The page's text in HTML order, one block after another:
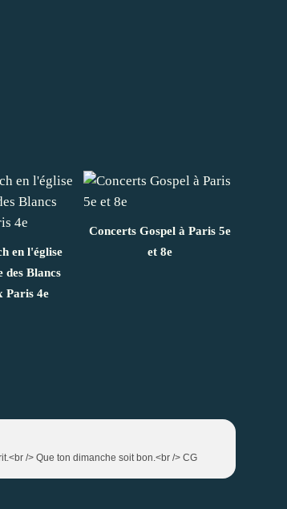
en l'église
des Blancs
Paris 4e
Concerts Gospel à Paris 5e
et 8e
/> Que ton dimanche soit bon.<br /> CG